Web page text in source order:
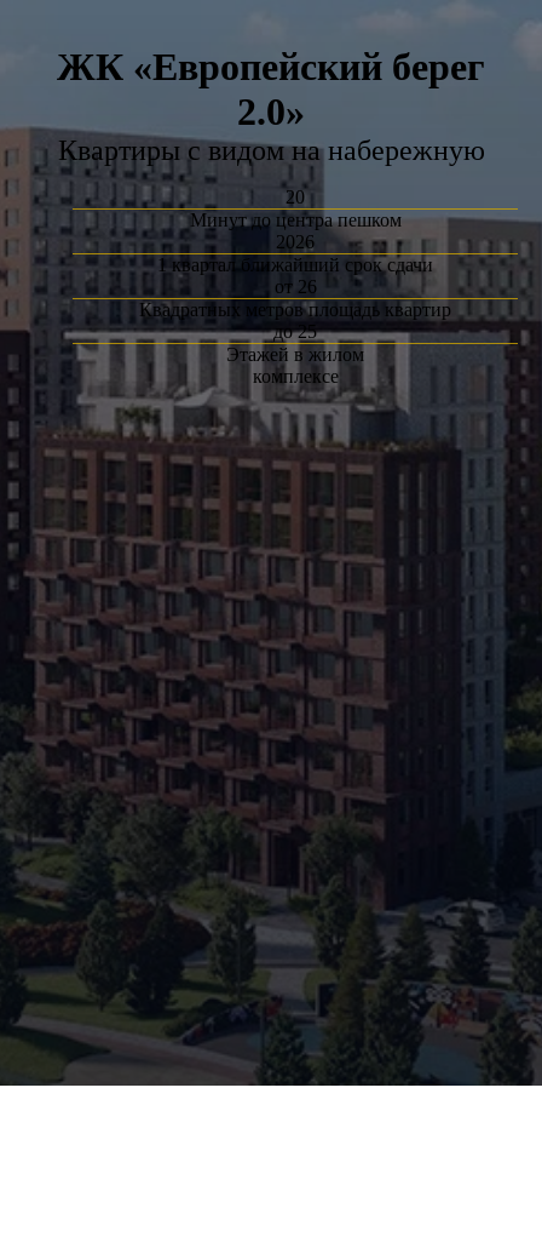
ЖК «Европейский берег
2.0»
Квартиры с видом на набережную
20
Минут до центра пешком
2026
1 квартал ближайший срок сдачи
от 26
Квадратных метров площадь квартир
до 25
Этажей в жилом
комплексе